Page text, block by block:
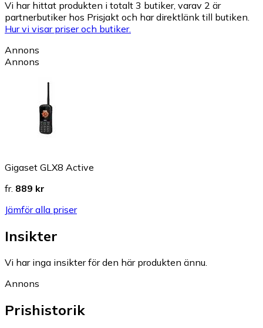
Vi har hittat produkten i totalt 3 butiker, varav 2 är
partnerbutiker hos Prisjakt och har direktlänk till butiken.
Hur vi visar priser och butiker.
Annons
Annons
Gigaset GLX8 Active
fr. 889 kr
Jämför alla priser
Insikter
Vi har inga insikter för den här produkten ännu.
Annons
Prishistorik